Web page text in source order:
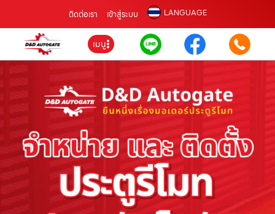
ติดต่อเรา เข้าสู่ระบบ LANGUAGE
เมนู